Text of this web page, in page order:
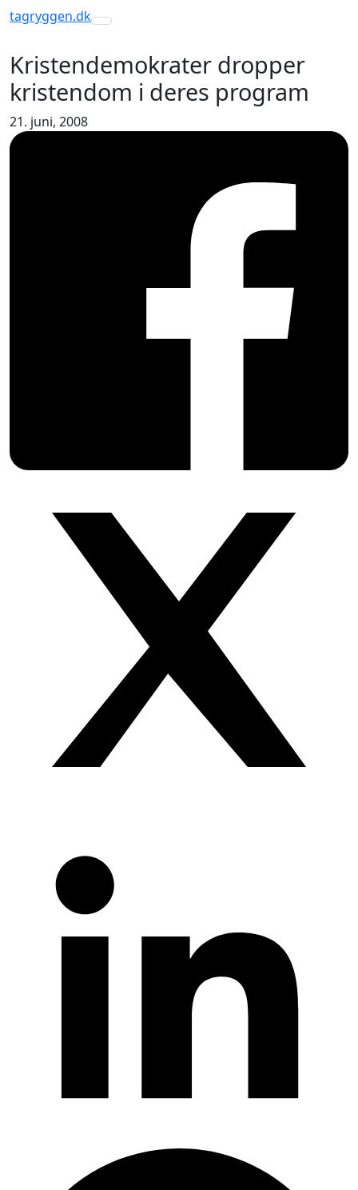
tagryggen.dk
Toggle navigation
Kristendemokrater dropper
kristendom i deres program
21. juni, 2008